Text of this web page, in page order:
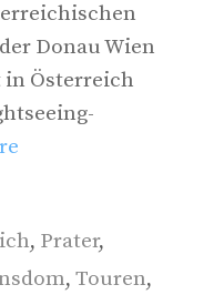
Donau Wien
in Österreich
, Prater,
, Touren,